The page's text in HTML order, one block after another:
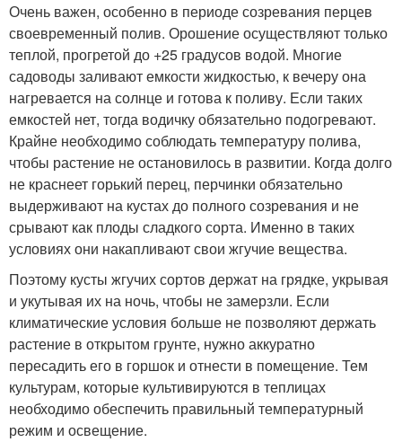
Очень важен, особенно в периоде созревания перцев
своевременный полив. Орошение осуществляют только
теплой, прогретой до +25 градусов водой. Многие
садоводы заливают емкости жидкостью, к вечеру она
нагревается на солнце и готова к поливу. Если таких
емкостей нет, тогда водичку обязательно подогревают.
Крайне необходимо соблюдать температуру полива,
чтобы растение не остановилось в развитии. Когда долго
не краснеет горький перец, перчинки обязательно
выдерживают на кустах до полного созревания и не
срывают как плоды сладкого сорта. Именно в таких
условиях они накапливают свои жгучие вещества.
Поэтому кусты жгучих сортов держат на грядке, укрывая
и укутывая их на ночь, чтобы не замерзли. Если
климатические условия больше не позволяют держать
растение в открытом грунте, нужно аккуратно
пересадить его в горшок и отнести в помещение. Тем
культурам, которые культивируются в теплицах
необходимо обеспечить правильный температурный
режим и освещение.